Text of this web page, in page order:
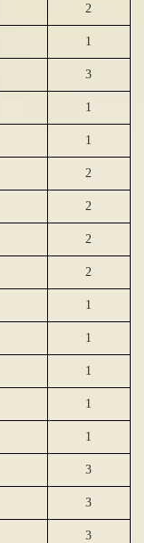
2
1
3
1
1
2
2
2
2
1
1
1
1
1
3
3
3